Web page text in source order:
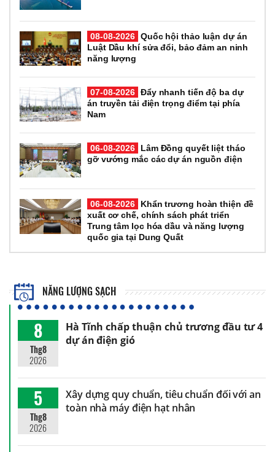
08-08-2026 Quốc hội thảo luận dự án
Luật Dầu khí sửa đổi, bảo đảm an ninh
năng lượng
07-08-2026 Đẩy nhanh tiến độ ba dự
án truyền tải điện trọng điểm tại phía
Nam
06-08-2026
Lâm Đồng quyết liệt tháo
gỡ vướng mắc các dự án nguồn điện
06-08-2026
Khẩn trương hoàn thiện đề
xuất cơ chế, chính sách phát triển
Trung tâm lọc hóa dầu và năng lượng
quốc gia tại Dung Quất
NĂNG LƯỢNG SẠCH
8
Thg8
2026
Hà Tĩnh chấp thuận chủ trương đầu tư 4
dự án điện gió
5
Thg8
2026
Xây dựng quy chuẩn, tiêu chuẩn đối với an
toàn nhà máy điện hạt nhân